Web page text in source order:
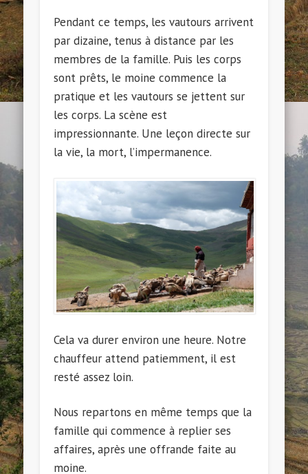
Pendant ce temps, les vautours arrivent
par dizaine, tenus à distance par les
membres de la famille. Puis les corps
sont prêts, le moine commence la
pratique et les vautours se jettent sur
les corps. La scène est
impressionnante. Une leçon directe sur
la vie, la mort, l’impermanence.
Cela va durer environ une heure. Notre
chauffeur attend patiemment, il est
resté assez loin.
Nous repartons en même temps que la
famille qui commence à replier ses
affaires, après une offrande faite au
moine.